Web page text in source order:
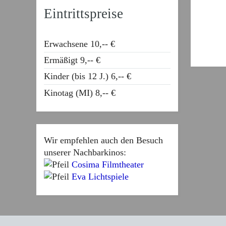
Eintrittspreise
Erwachsene 10,-- €
Ermäßigt 9,-- €
Kinder (bis 12 J.) 6,-- €
Kinotag (MI) 8,-- €
Wir empfehlen auch den Besuch
unserer Nachbarkinos:
Cosima Filmtheater
Eva Lichtspiele